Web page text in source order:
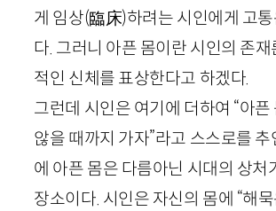
게 임상(臨床)하려는 시인에게 고통
다. 그러니 아픈 몸이란 시인의 존재
적인 신체를 표상한다고 하겠다.
그런데 시인은 여기에 더하여 “아픈
않을 때까지 가자”라고 스스로를 추
에 아픈 몸은 다름아닌 시대의 상처
장소이다. 시인은 자신의 몸에 “해